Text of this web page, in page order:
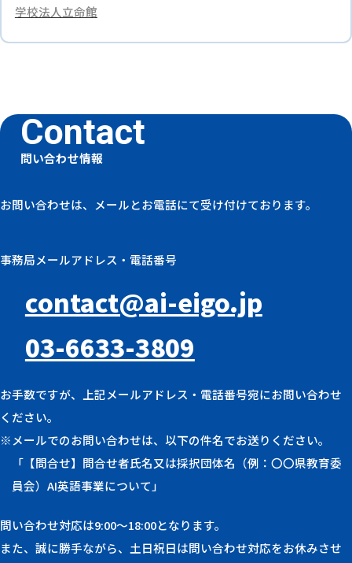
学校法人立命館
問い合わせ情報
お問い合わせは、メールとお電話にて受け付けております。
事務局メールアドレス・電話番号
contact@ai-eigo.jp
03-6633-3809
お手数ですが、上記メールアドレス・電話番号宛にお問い合わせ
ください。
※メールでのお問い合わせは、以下の件名でお送りください。
「【問合せ】問合せ者氏名又は採択団体名（例：〇〇県教育委
員会）AI英語事業について」
問い合わせ対応は9:00〜18:00となります。
また、誠に勝手ながら、土日祝日は問い合わせ対応をお休みさせ